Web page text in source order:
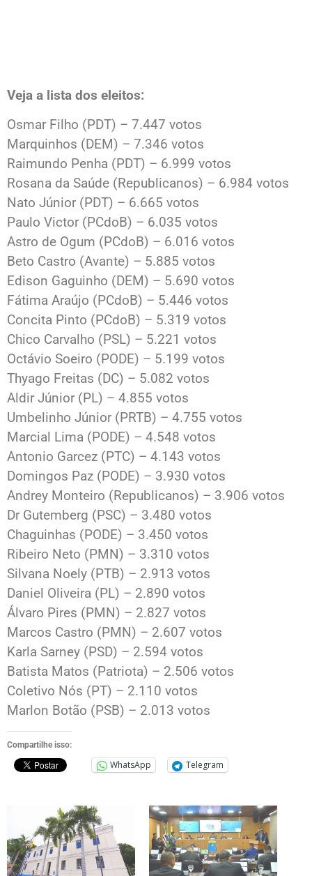
Veja a lista dos eleitos:
Osmar Filho (PDT) – 7.447 votos
Marquinhos (DEM) – 7.346 votos
Raimundo Penha (PDT) – 6.999 votos
Rosana da Saúde (Republicanos) – 6.984 votos
Nato Júnior (PDT) – 6.665 votos
Paulo Victor (PCdoB) – 6.035 votos
Astro de Ogum (PCdoB) – 6.016 votos
Beto Castro (Avante) – 5.885 votos
Edison Gaguinho (DEM) – 5.690 votos
Fátima Araújo (PCdoB) – 5.446 votos
Concita Pinto (PCdoB) – 5.319 votos
Chico Carvalho (PSL) – 5.221 votos
Octávio Soeiro (PODE) – 5.199 votos
Thyago Freitas (DC) – 5.082 votos
Aldir Júnior (PL) – 4.855 votos
Umbelinho Júnior (PRTB) – 4.755 votos
Marcial Lima (PODE) – 4.548 votos
Antonio Garcez (PTC) – 4.143 votos
Domingos Paz (PODE) – 3.930 votos
Andrey Monteiro (Republicanos) – 3.906 votos
Dr Gutemberg (PSC) – 3.480 votos
Chaguinhas (PODE) – 3.450 votos
Ribeiro Neto (PMN) – 3.310 votos
Silvana Noely (PTB) – 2.913 votos
Daniel Oliveira (PL) – 2.890 votos
Álvaro Pires (PMN) – 2.827 votos
Marcos Castro (PMN) – 2.607 votos
Karla Sarney (PSD) – 2.594 votos
Batista Matos (Patriota) – 2.506 votos
Coletivo Nós (PT) – 2.110 votos
Marlon Botão (PSB) – 2.013 votos
Compartilhe isso:
WhatsApp Telegram